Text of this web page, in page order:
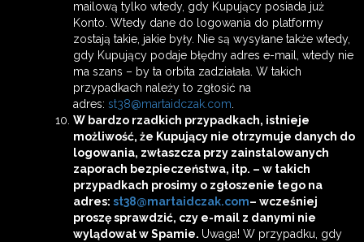
mailową tylko wtedy, gdy Kupujący posiada już
Konto. Wtedy dane do logowania do platformy
zostają takie, jakie były. Nie są wysyłane także wtedy,
gdy Kupujący podaje błędny adres e-mail, wtedy nie
ma szans – by ta orbita zadziałała. W takich
przypadkach należy to zgłosić na
adres: st38@martaidczak.com.
W bardzo rzadkich przypadkach, istnieje
możliwość, że Kupujący nie otrzymuje danych do
logowania, zwłaszcza przy zainstalowanych
zaporach bezpieczeństwa, itp. – w takich
przypadkach prosimy o zgłoszenie tego na
adres: st38@martaidczak.com– wcześniej
proszę sprawdzić, czy e-mail z danymi nie
wylądował w Spamie. Uwaga! W przypadku, gdy